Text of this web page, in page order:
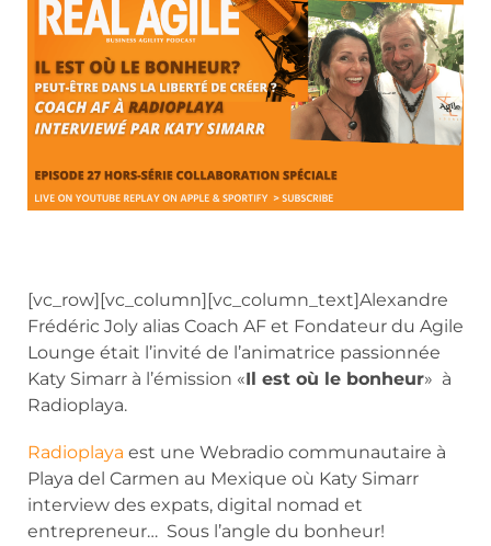
[vc_row][vc_column][vc_column_text]Alexandre
Frédéric Joly alias Coach AF et Fondateur du Agile
Lounge était l’invité de l’animatrice passionnée
Katy Simarr à l’émission «Il est où le bonheur» à
Radioplaya.
Radioplaya est une Webradio communautaire à
Playa del Carmen au Mexique où Katy Simarr
interview des expats, digital nomad et
entrepreneur… Sous l’angle du bonheur!